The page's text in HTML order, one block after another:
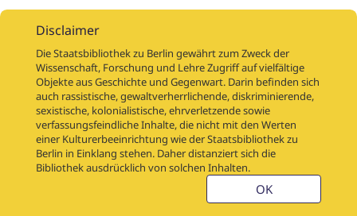
DigitalisierungsaufträgeÜberDigitalisierungsprojekteLinks
DigiworkflowWeitere digitalisierte Bestände
Kontakt
Nutzungsbedingungen
Startseite der SBB
Stabikat
Weitere Kataloge der SBB
Disclaimer
Die Staatsbibliothek zu Berlin gewährt zum Zweck der
Wissenschaft, Forschung und Lehre Zugriff auf vielfältige
Objekte aus Geschichte und Gegenwart. Darin befinden sich
auch rassistische, gewaltverherrlichende, diskriminierende,
sexistische, kolonialistische, ehrverletzende sowie
verfassungsfeindliche Inhalte, die nicht mit den Werten
einer Kulturerbeeinrichtung wie der Staatsbibliothek zu
Berlin in Einklang stehen. Daher distanziert sich die
Bibliothek ausdrücklich von solchen Inhalten.
OK